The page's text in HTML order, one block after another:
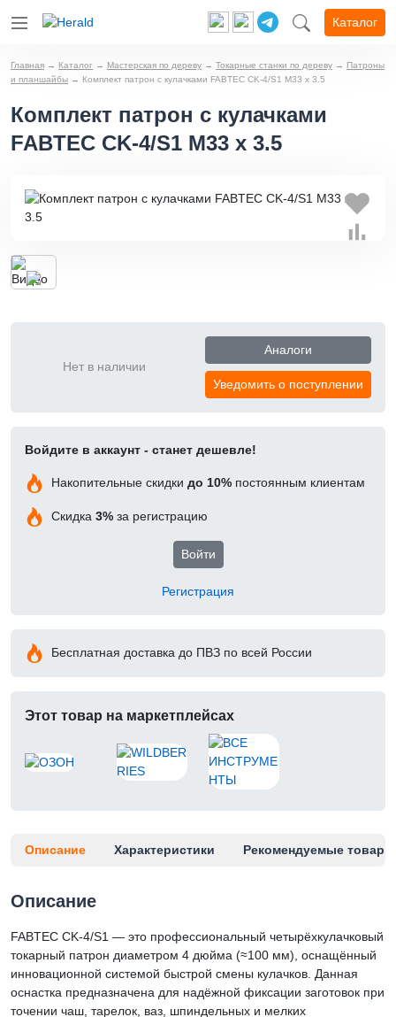
Каталог
Главная → Каталог → Мастерская по дереву → Токарные станки по дереву → Патроны
и планшайбы → Комплект патрон с кулачками FABTEC CK-4/S1 M33 х 3.5
Комплект патрон с кулачками
FABTEC CK-4/S1 M33 х 3.5
Нет в наличии
Аналоги
Уведомить о поступлении
Войдите в аккаунт - станет дешевле!
Накопительные скидки до 10% постоянным клиентам
Скидка 3% за регистрацию
Войти
Регистрация
Бесплатная доставка до ПВЗ по всей России
Этот товар на маркетплейсах
Описание Характеристики Рекомендуемые товары
Описание
FABTEC CK-4/S1 — это профессиональный четырёхкулачковый
токарный патрон диаметром 4 дюйма (≈100 мм), оснащённый
инновационной системой быстрой смены кулачков. Данная
оснастка предназначена для надёжной фиксации заготовок при
точении чаш, тарелок, ваз, шпиндельных и мелких